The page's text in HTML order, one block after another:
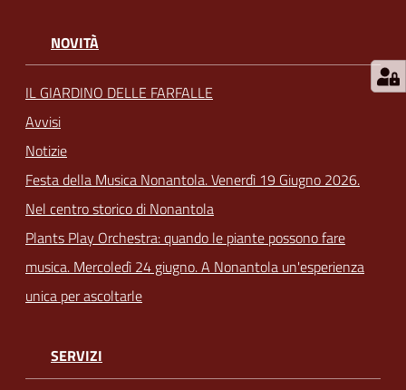
NOVITÀ
IL GIARDINO DELLE FARFALLE
Avvisi
Notizie
Festa della Musica Nonantola. Venerdì 19 Giugno 2026.
Nel centro storico di Nonantola
Plants Play Orchestra: quando le piante possono fare
musica. Mercoledì 24 giugno. A Nonantola un'esperienza
unica per ascoltarle
SERVIZI